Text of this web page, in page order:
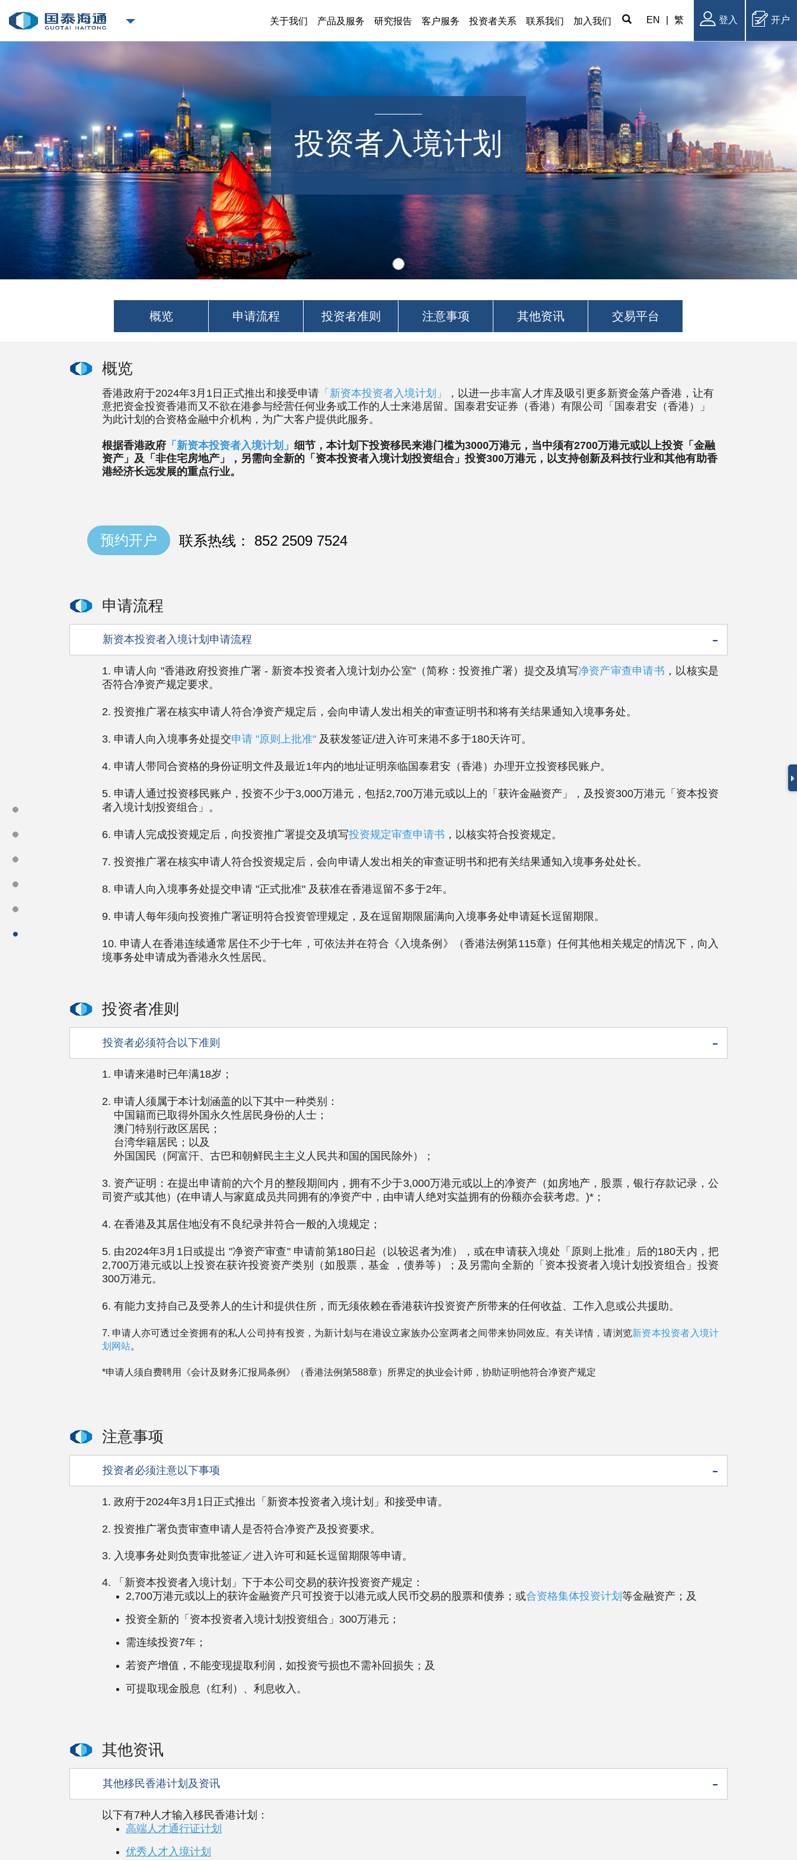
关于我们 产品及服务 研究报告 客户服务 投资者关系 联系我们 加入我们 EN 繁 登入 开户
投资者入境计划
概览 申请流程 投资者准则 注意事项 其他资讯 交易平台
概览
香港政府于2024年3月1日正式推出和接受申请 「新资本投资者入境计划」
，以进一步丰富人才库及吸引更多新资金落户香港，让有
意把资金投资香港而又不欲在港参与经营任何业务或工作的人士来港居留。国泰君安证券（香港）有限公司「国泰君安（香港）」
为此计划的合资格金融中介机构，为广大客户提供此服务。
根据香港政府 「新资本投资者入境计划」 细节，本计划下投资移民来港门槛为3000万港元，当中须有2700万港元或以上投资「金融
资产」及「非住宅房地产」，另需向全新的「资本投资者入境计划投资组合」投资300万港元，以支持创新及科技行业和其他有助香
港经济长远发展的重点行业。
预约开户 联系热线： 852 2509 7524
申请流程
新资本投资者入境计划申请流程
1. 申请人向 "香港政府投资推广署 - 新资本投资者入境计划办公室"（简称：投资推广署）提交及填写净资产审查申请书 ，以核实是
否符合净资产规定要求。
2. 投资推广署在核实申请人符合净资产规定后，会向申请人发出相关的审查证明书和将有关结果通知入境事务处。
3. 申请人向入境事务处提交申请 "原则上批准" 及获发签证/进入许可来港不多于180天许可。
4. 申请人带同合资格的身份证明文件及最近1年内的地址证明亲临国泰君安（香港）办理开立投资移民账户。
5. 申请人通过投资移民账户，投资不少于3,000万港元，包括2,700万港元或以上的「获许金融资产」，及投资300万港元「资本投资
者入境计划投资组合」。
6. 申请人完成投资规定后，向投资推广署提交及填写投资规定审查申请书 ，以核实符合投资规定。
7. 投资推广署在核实申请人符合投资规定后，会向申请人发出相关的审查证明书和把有关结果通知入境事务处处长。
8. 申请人向入境事务处提交申请 "正式批准" 及获准在香港逗留不多于2年。
9. 申请人每年须向投资推广署证明符合投资管理规定，及在逗留期限届满向入境事务处申请延长逗留期限。
10. 申请人在香港连续通常居住不少于七年，可依法并在符合《入境条例》（香港法例第115章）任何其他相关规定的情况下，向入
境事务处申请成为香港永久性居民。
投资者准则
投资者必须符合以下准则
1. 申请来港时已年满18岁；
2. 申请人须属于本计划涵盖的以下其中一种类别：
中国籍而已取得外国永久性居民身份的人士；
澳门特别行政区居民；
台湾华籍居民；以及
外国国民（阿富汗、古巴和朝鲜民主主义人民共和国的国民除外）；
3. 资产证明：在提出申请前的六个月的整段期间内，拥有不少于3,000万港元或以上的净资产（如房地产，股票，银行存款记录，公
司资产或其他）(在申请人与家庭成员共同拥有的净资产中，由申请人绝对实益拥有的份额亦会获考虑。)*；
4. 在香港及其居住地没有不良纪录并符合一般的入境规定；
5. 由2024年3月1日或提出 "净资产审查" 申请前第180日起（以较迟者为准），或在申请获入境处「原则上批准」后的180天内，把
2,700万港元或以上投资在获许投资资产类别（如股票，基金 ，债券等）；及另需向全新的「资本投资者入境计划投资组合」投资
300万港元。
6. 有能力支持自己及受养人的生计和提供住所，而无须依赖在香港获许投资资产所带来的任何收益、工作入息或公共援助。
7. 申请人亦可透过全资拥有的私人公司持有投资，为新计划与在港设立家族办公室两者之间带来协同效应。有关详情，请浏览新资本投资者入境计
划网站。
*申请人须自费聘用《会计及财务汇报局条例》（香港法例第588章）所界定的执业会计师，协助证明他符合净资产规定
注意事项
投资者必须注意以下事项
1. 政府于2024年3月1日正式推出「新资本投资者入境计划」和接受申请。
2. 投资推广署负责审查申请人是否符合净资产及投资要求。
3. 入境事务处则负责审批签证／进入许可和延长逗留期限等申请。
4. 「新资本投资者入境计划」下于本公司交易的获许投资资产规定：
2,700万港元或以上的获许金融资产只可投资于以港元或人民币交易的股票和债券；或合资格集体投资计划 等金融资产；及
投资全新的「资本投资者入境计划投资组合」300万港元；
需连续投资7年；
若资产增值，不能变现提取利润，如投资亏损也不需补回损失；及
可提取现金股息（红利）、利息收入。
其他资讯
其他移民香港计划及资讯
以下有7种人才输入移民香港计划：
高端人才通行证计划
优秀人才入境计划